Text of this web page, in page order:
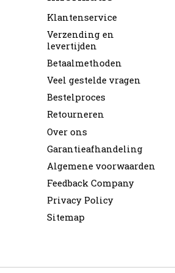
Klantenservice
Verzending en
levertijden
Betaalmethoden
Veel gestelde vragen
Bestelproces
Retourneren
Over ons
Garantieafhandeling
Algemene voorwaarden
Feedback Company
Privacy Policy
Sitemap